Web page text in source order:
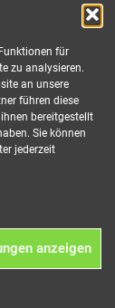
für
zu analysieren.
an unsere
führen diese
bereitgestellt
Sie können
jederzeit
anzeigen
und
zur